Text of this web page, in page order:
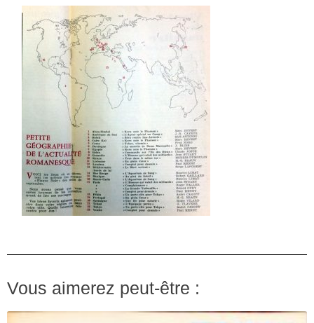
Vous aimerez peut-être :